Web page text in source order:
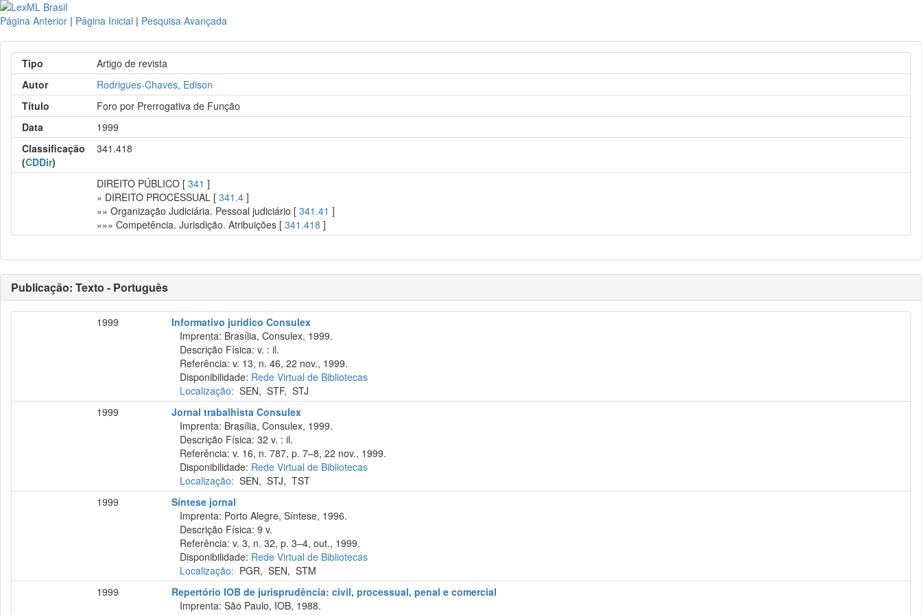
Página Anterior | Página Inicial | Pesquisa Avançada
Tipo
Artigo de revista
Autor
Rodrigues-Chaves, Edison
Título
Foro por Prerrogativa de Função
Data
1999
Classificação
(CDDir)
341.418
DIREITO PÚBLICO [341 ]
» DIREITO PROCESSUAL [341.4 ]
»» Organização Judiciária. Pessoal judiciário [341.41 ]
»»» Competência. Jurisdição. Atribuições [341.418 ]
Publicação: Texto - Português
1999
Informativo jurídico Consulex
Imprenta: Brasília, Consulex, 1999.
Descrição Física: v. : il.
Referência: v. 13, n. 46, 22 nov., 1999.
Disponibilidade: Rede Virtual de Bibliotecas
Localização: SEN,STF,STJ
1999
Jornal trabalhista Consulex
Imprenta: Brasília, Consulex, 1999.
Descrição Física: 32 v. : il.
Referência: v. 16, n. 787, p. 7–8, 22 nov., 1999.
Disponibilidade: Rede Virtual de Bibliotecas
Localização: SEN,STJ,TST
1999
Síntese jornal
Imprenta: Porto Alegre, Síntese, 1996.
Descrição Física: 9 v.
Referência: v. 3, n. 32, p. 3–4, out., 1999.
Disponibilidade: Rede Virtual de Bibliotecas
Localização: PGR,SEN,STM
1999
Repertório IOB de jurisprudência: civil, processual, penal e comercial
Imprenta: São Paulo, IOB, 1988.